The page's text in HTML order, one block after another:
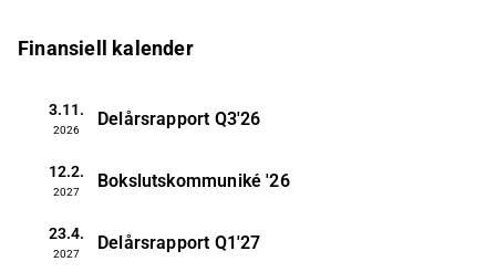
Finansiell kalender
3.11.
2026
Delårsrapport Q3'26
12.2.
2027
Bokslutskommuniké '26
23.4.
2027
Delårsrapport Q1'27